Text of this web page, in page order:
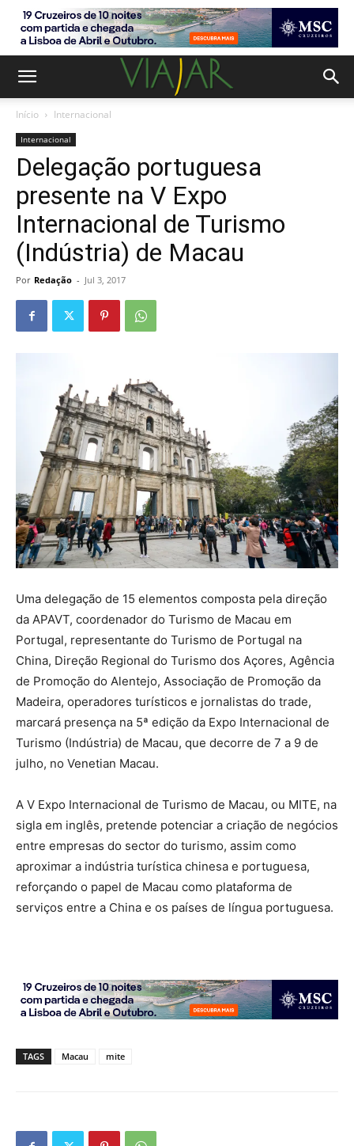
Início Internacional
Internacional
Delegação portuguesa
presente na V Expo
Internacional de Turismo
(Indústria) de Macau
Por Redação - Jul 3, 2017
Uma delegação de 15 elementos composta pela direção
da APAVT, coordenador do Turismo de Macau em
Portugal, representante do Turismo de Portugal na
China, Direção Regional do Turismo dos Açores, Agência
de Promoção do Alentejo, Associação de Promoção da
Madeira, operadores turísticos e jornalistas do trade,
marcará presença na 5ª edição da Expo Internacional de
Turismo (Indústria) de Macau, que decorre de 7 a 9 de
julho, no Venetian Macau.
A V Expo Internacional de Turismo de Macau, ou MITE, na
sigla em inglês, pretende potenciar a criação de negócios
entre empresas do sector do turismo, assim como
aproximar a indústria turística chinesa e portuguesa,
reforçando o papel de Macau como plataforma de
serviços entre a China e os países de língua portuguesa.
TAGS Macau mite